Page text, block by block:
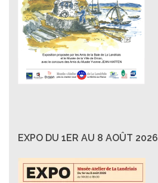
EXPO DU 1ER AU 8 AOÛT 2026